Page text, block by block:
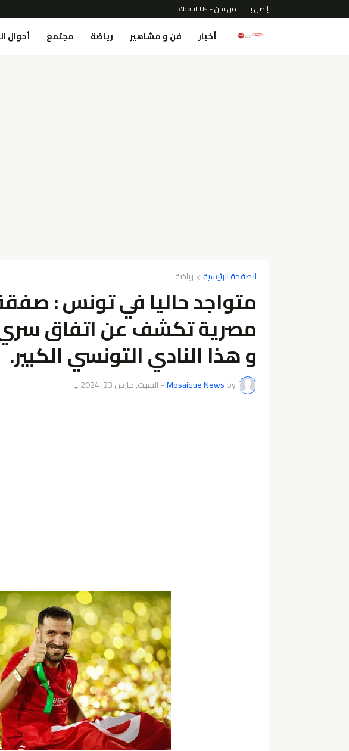
إتصل بنا من نحن - About Us
أخبار فن و مشاهير رياضة مجتمع أحوال
الصفحة الرئيسية رياضة
متواجد حاليا في تونس :
مصرية تكشف عن اتفاق
و هذا النادي التونسي الكبير.
by
Mosaique News
- السبت, مارس 23, 2024 👁️